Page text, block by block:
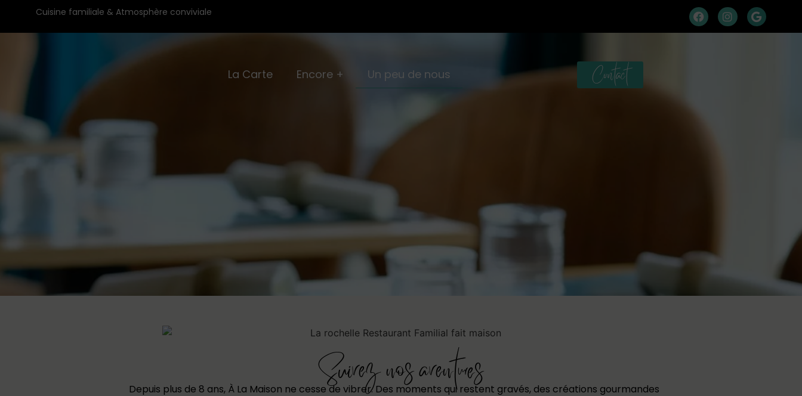
Cuisine familiale & Atmosphère conviviale
La Carte Encore + Un peu de nous Contact
Suivez nos aventures
Depuis plus de 8 ans, À La Maison ne cesse de vibrer. Des moments qui restent gravés, des créations gourmandes